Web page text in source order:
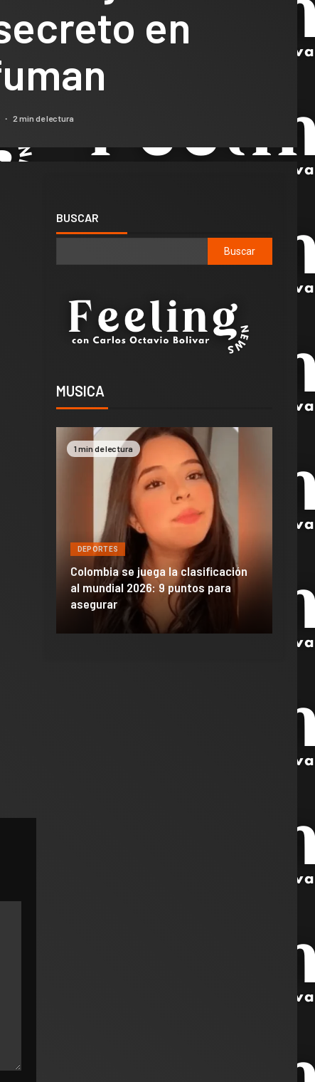
en
2 min de lectura
BUSCAR
Buscar
MUSICA
1 min de lectura
DEPORTES
Colombia se juega la clasificación
al mundial 2026: 9 puntos para
asegurar
de